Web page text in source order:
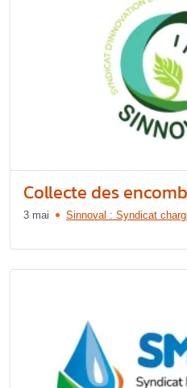
Collecte des
3 mai Sinnoval : Syndicat